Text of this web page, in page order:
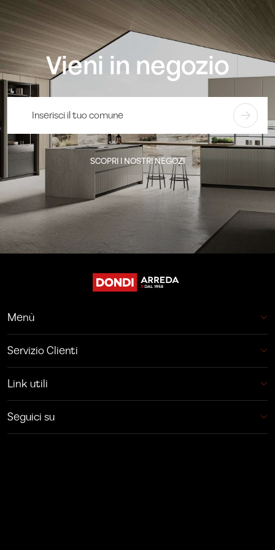
Vieni in negozio
SCOPRI I NOSTRI NEGOZI
Menù
Servizio Clienti
Link utili
Seguici su